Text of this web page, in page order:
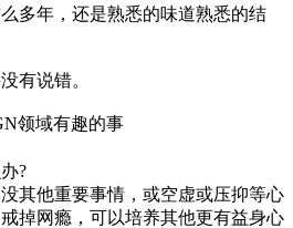
年，还是熟悉的味道熟悉的结
有说错。
域有趣的事
?
其他重要事情，或空虚或压抑等心
掉网瘾，可以培养其他更有益身心